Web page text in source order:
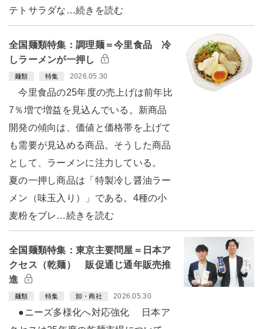
テトサラダな…続きを読む
全国麺類特集：調理麺＝今里食品 冷
しラーメンが一押し
麺類 特集 2026.05.30
今里食品の25年度の売上げは前年比
7％増で増益を見込んでいる。新商品
開発の傾向は、価値と価格帯を上げて
も需要が見込める商品。そうした商品
として、ラーメンに注力している。
夏の一押し商品は「特製冷し醤油ラー
メン（味玉入り）」である。4種の小
麦粉をブレ…続きを読む
全国麺類特集：東京主要問屋＝日本ア
クセス（乾麺） 販促通じ通年販売推
進
麺類 特集 卸・商社 2026.05.30
●ニーズ多様化へ対応強化 日本ア